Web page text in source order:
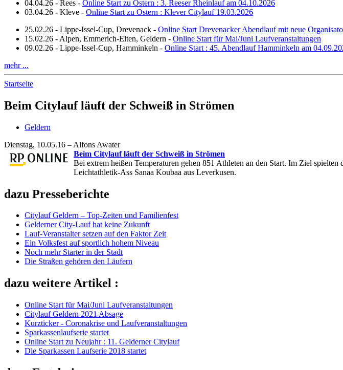
04.04.26 - Rees - Online Start zu Ostern : 3. Reeser Rheinlauf am 04.10.2026
03.04.26 - Kleve - Online Start zu Ostern : Klever Citylauf 19.03.2026
25.02.26 - Lippe-Issel-Cup, Drevenack - Online Start Drevenacker Abendlauf mit neue
15.02.26 - Alpen, Emmerich-Elten, Geldern - Online Start für Mai/Juni Laufveranstaltungen
09.02.26 - Lippe-Issel-Cup, Hamminkeln - Online Start : 45. Abendlauf Hamminkeln am
mehr ...
Startseite
Beim Citylauf läuft der Schweiß in Strömen
Geldern
Dienstag, 10.05.16 – Alfons Awater
Beim Citylauf läuft der Schweiß in Strömen
Bei extrem heißen Temperaturen gehen 851 Athleten an den Start. Im Ziel
Leichtathletik-Ass Sanaa Koubaa aus Leverkusen.
dazu Presseberichte
Citylauf Geldern – Top‑Zeiten und Familienfest
Gelderner City-Lauf hat keine Zukunft
Lauf-Veranstalter setzen auf den Faktor Zeit
Ein Volksfest auf sportlich hohem Niveau
Noch mehr Starter in der Stadt
Die Straßen gehören den Läufern
dazu weitere Artikel :
Online Start für Mai/Juni Laufveranstaltungen
Citylauf Geldern 2021 Absage
Kurzticker - Coronakrise und Laufveranstaltungen
Sparkassenlaufserie startet
Online Start zu Neujahr : 11. Gelderner Citylauf
Die Sparkassen Laufserie 2018 startet